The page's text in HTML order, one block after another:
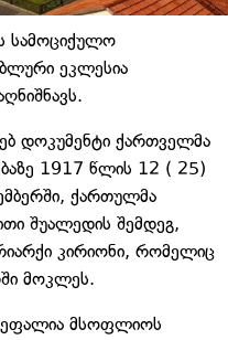
სამოციქულო
ეკლესია
დოკუმენტი ქართველმა
1917 წლის 12 ( 25)
ქართულმა
შუალედის შემდეგ,
კირიონი, რომელიც
მოკლეს.
მსოფლიოს